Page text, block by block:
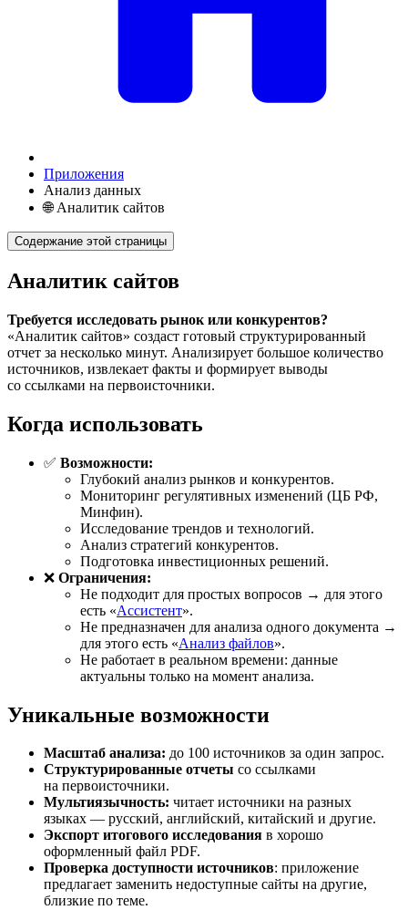
Приложения
Анализ данных
🌐 Аналитик сайтов
Содержание этой страницы
Аналитик сайтов
Требуется исследовать рынок или конкурентов?
«Аналитик сайтов» создаст готовый структурированный
отчет за несколько минут. Анализирует большое количество
источников, извлекает факты и формирует выводы
со ссылками на первоисточники.
Когда использовать
✅ Возможности:
Глубокий анализ рынков и конкурентов.
Мониторинг регулятивных изменений (ЦБ РФ,
Минфин).
Исследование трендов и технологий.
Анализ стратегий конкурентов.
Подготовка инвестиционных решений.
❌ Ограничения:
Не подходит для простых вопросов → для этого
есть «Ассистент».
Не предназначен для анализа одного документа →
для этого есть «Анализ файлов».
Не работает в реальном времени: данные
актуальны только на момент анализа.
Уникальные возможности
Масштаб анализа: до 100 источников за один запрос.
Структурированные отчеты со ссылками
на первоисточники.
Мультиязычность: читает источники на разных
языках — русский, английский, китайский и другие.
Экспорт итогового исследования в хорошо
оформленный файл PDF.
Проверка доступности источников: приложение
предлагает заменить недоступные сайты на другие,
близкие по теме.